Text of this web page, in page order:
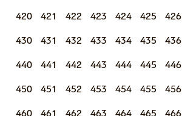
420 421 422 423 424 425 426
430 431 432 433 434 435 436
440 441 442 443 444 445 446
450 451 452 453 454 455 456
460 461 462 463 464 465 466